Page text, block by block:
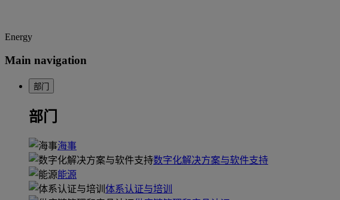
Energy
Main navigation
部门
部门
海事
数字化解决方案与软件支持
能源
体系认证与培训